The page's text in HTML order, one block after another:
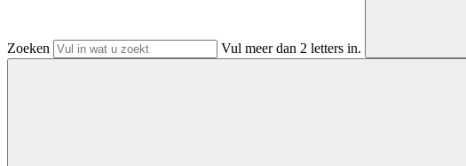
Zoeken Vul meer dan 2 letters in.